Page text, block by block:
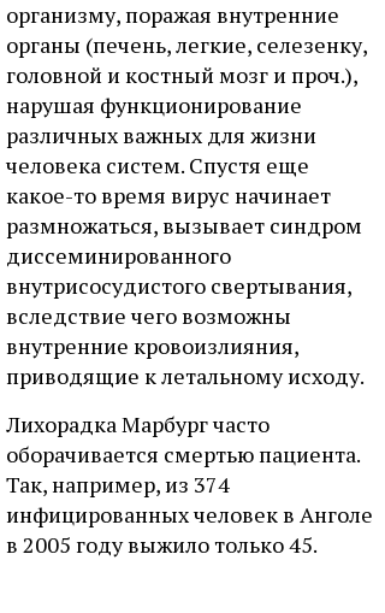
организму, поражая внутренние
органы (печень, легкие, селезенку,
головной и костный мозг и проч.),
нарушая функционирование
различных важных для жизни
человека систем. Спустя еще
какое-то время вирус начинает
размножаться, вызывает синдром
диссеминированного
внутрисосудистого свертывания,
вследствие чего возможны
внутренние кровоизлияния,
приводящие к летальному исходу.
Лихорадка Марбург часто
оборачивается смертью пациента.
Так, например, из 374
инфицированных человек в Анголе
в 2005 году выжило только 45.